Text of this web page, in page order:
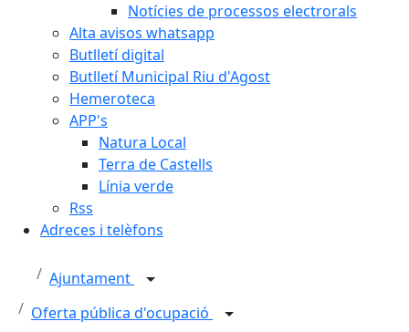
Notícies de processos electrorals
Alta avisos whatsapp
Butlletí digital
Butlletí Municipal Riu d'Agost
Hemeroteca
APP's
Natura Local
Terra de Castells
Línia verde
Rss
Adreces i telèfons
Ajuntament
Oferta pública d'ocupació